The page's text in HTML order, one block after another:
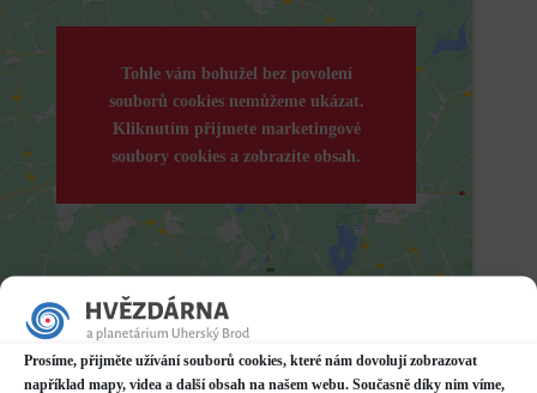
Prosíme, přijměte užívání souborů cookies, které nám dovolují zobrazovat
například mapy, videa a další obsah na našem webu. Současně díky nim víme,
Tohle vám bohužel bez povolení
souborů cookies nemůžeme ukázat.
Kliknutím přijmete marketingové
soubory cookies a zobrazíte obsah.
Datum / čas
26.03.2024
17:00 - 18:00